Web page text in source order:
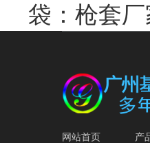
袋：枪套
网站首页 产